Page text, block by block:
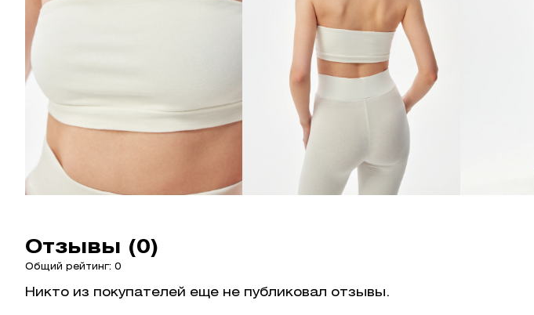
Отзывы (0)
Общий рейтинг: 0
Никто из покупателей еще не публиковал отзывы.